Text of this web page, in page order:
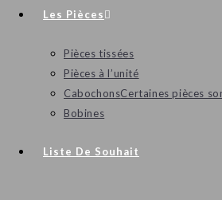
Les Pièces
Pièces tissées
Pièces à l’unité
CabochonsCertaines pièces
Bobines
Liste De Souhait